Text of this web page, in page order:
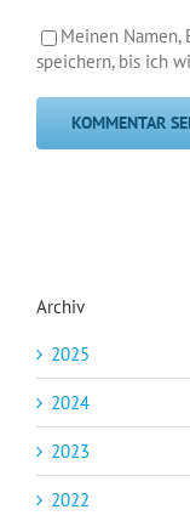
Meinen Namen,
speichern, bis ich
Archiv
2025
2024
2023
2022